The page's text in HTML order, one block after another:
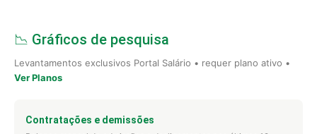
📉 Gráficos de pesquisa
Levantamentos exclusivos Portal Salário • requer plano ativo •
Ver Planos
Contratações e demissões